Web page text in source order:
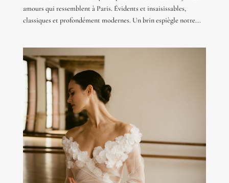
amours qui ressemblent à Paris. Évidents et insaisissables,
classiques et profondément modernes. Un brin espiègle notre...